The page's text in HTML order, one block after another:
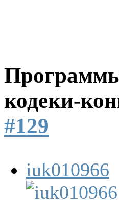
кодеки-
#129
iuk010966